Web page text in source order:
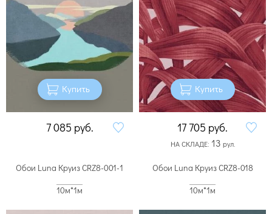
Купить
7 085 руб.
Купить
17 705 руб.
НА СКЛАДЕ: 13 рул.
Обои Luna Круиз CRZ8-001-1
10м*1м
Обои Luna Круиз CRZ8-018
10м*1м